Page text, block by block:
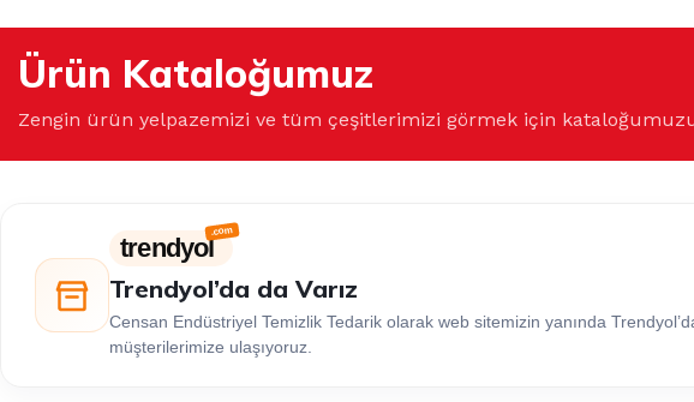
Ürün Kataloğumuz
Zengin ürün yelpazemizi ve tüm çeşitlerimizi görmek için
trendyol
Trendyol’da da Varız
Censan Endüstriyel Temizlik Tedarik olarak web sitemizin yanında
müşterilerimize ulaşıyoruz.